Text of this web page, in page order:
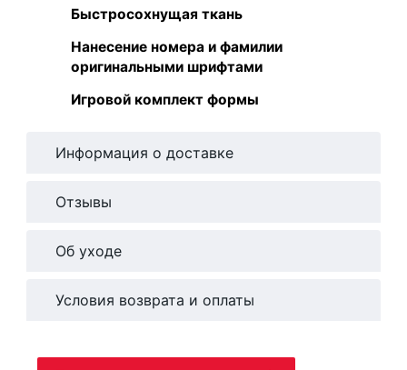
Быстросохнущая ткань
Нанесение номера и фамилии
оригинальными шрифтами
Игровой комплект формы
Информация о доставке
Отзывы
Об уходе
Условия возврата и оплаты